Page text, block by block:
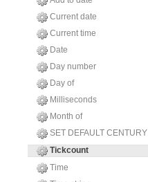
Current date
Current time
Date
Day number
Day of
Milliseconds
Month of
SET DEFAULT CENTURY
Tickcount
Time